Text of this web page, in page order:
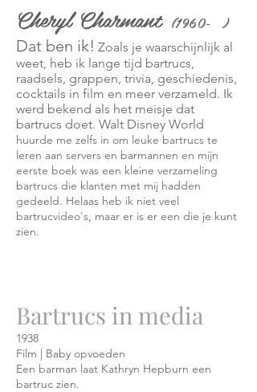
Cheryl Charmant (1960- )
Dat ben ik! Zoals je waarschijnlijk al
weet, heb ik lange tijd bartrucs,
raadsels, grappen, trivia, geschiedenis,
cocktails in film en meer verzameld. Ik
werd bekend als het meisje dat
bartrucs doet. Walt Disney World
huurde me zelfs in om leuke bartrucs te
leren aan servers en barmannen en mijn
eerste boek was een kleine verzameling
bartrucs die klanten met mij hadden
gedeeld. Helaas heb ik niet veel
bartrucvideo's, maar er is er een die je kunt
zien.
Bartrucs in media
1938
Film | Baby opvoeden
Een barman laat Kathryn Hepburn een
bartruc zien.